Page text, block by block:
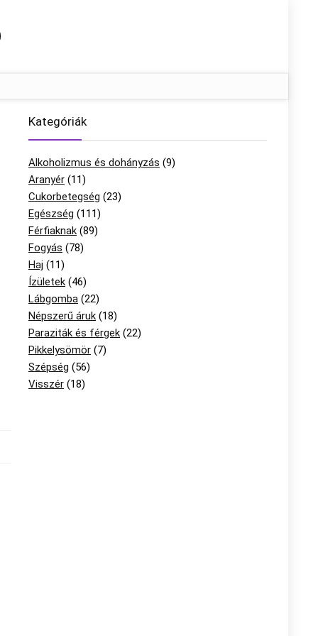
Kategóriák
Alkoholizmus és dohányzás (9)
Aranyér (11)
Cukorbetegség (23)
Egészség (111)
Férfiaknak (89)
Fogyás (78)
Haj (11)
Ízületek (46)
Lábgomba (22)
Népszerű áruk (18)
Paraziták és férgek (22)
Pikkelysömör (7)
Szépség (56)
Visszér (18)